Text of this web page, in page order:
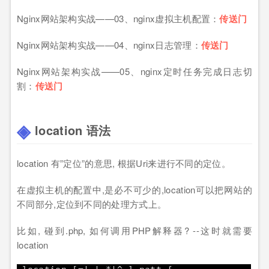
Nginx网站架构实战——03、nginx虚拟主机配置：传送门
Nginx网站架构实战——04、nginx日志管理： 传送门
Nginx网站架构实战——05、nginx定时任务完成日志切
割： 传送门
location 语法
location 有”定位”的意思, 根据Uri来进行不同的定位。
在虚拟主机的配置中,是必不可少的,location可以把网站的
不同部分,定位到不同的处理方式上。
比如, 碰到.php, 如何调用PHP解释器? --这时就需要
location